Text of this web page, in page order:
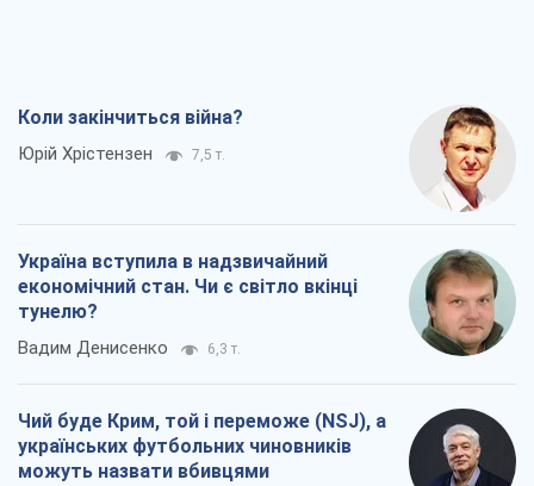
Коли закінчиться війна?
Юрій Хрістензен 7,5 т.
Україна вступила в надзвичайний
економічний стан. Чи є світло вкінці
тунелю?
Вадим Денисенко 6,3 т.
Чий буде Крим, той і переможе (NSJ), а
українських футбольних чиновників
можуть назвати вбивцями